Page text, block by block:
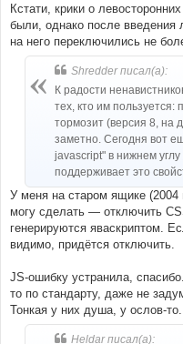
Кстати, крики о
были, однако после введения
на него переключились не
Shredder писал(а):
К радости
тех, кто им пользуется:
тормозит (версия 8, на
заметно. Сегодня вот
javascript" в нижнем
поддерживает это
У меня на старом ящике (2004
могу сделать — отключить
генерируются яваскриптом.
видимо, придётся отключить.
JS-ошибку устранила,
то по стандарту, даже не
Тонкая у них душа, у ослов-то.
Heldar писал(а):